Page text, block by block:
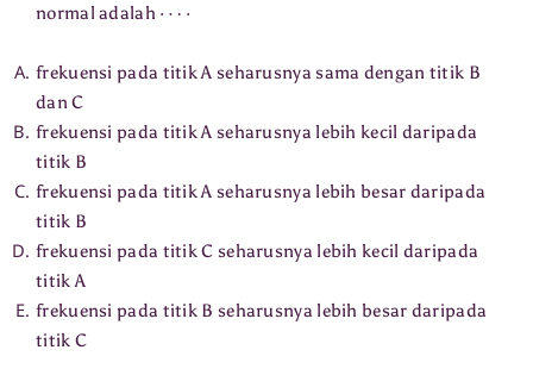
normal adalah
frekuensi pada titik A seharusnya sama dengan titik B
dan C
frekuensi pada titik A seharusnya lebih kecil daripada
titik B
frekuensi pada titik A seharusnya lebih besar daripada
titik B
frekuensi pada titik C seharusnya lebih kecil daripada
titik A
frekuensi pada titik B seharusnya lebih besar daripada
titik C